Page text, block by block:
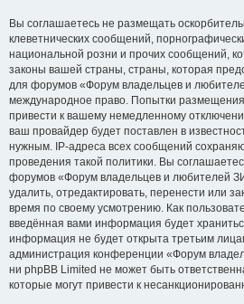
Вы соглашаетесь не размещать
клеветнических сообщений,
национальной розни и прочих сообщений,
законы вашей страны, страны, которая
для форумов «Форум владельцев и
международное право. Попытки
привести к вашему немедленному
ваш провайдер будет поставлен в
нужным. IP-адреса всех сообщений
проведения такой политики. Вы
форумов «Форум владельцев и любителей
удалить, отредактировать, перенести или
время по своему усмотрению. Как
введённая вами информация будет
информация не будет открыта третьим
администрация конференции «Форум
ни phpBB Limited не может быть
которые могут привести к